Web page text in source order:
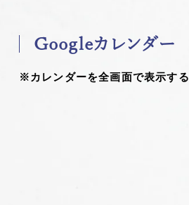
Googleカレンダー
※カレンダーを全画面で表示する